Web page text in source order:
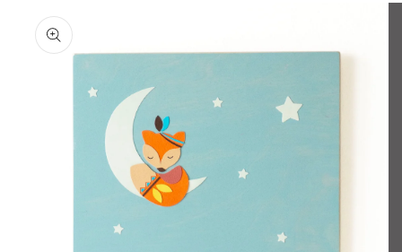
στις
πληροφορίες
προϊόντος